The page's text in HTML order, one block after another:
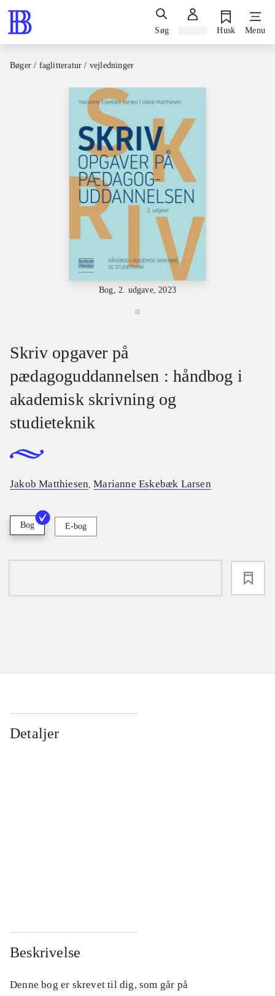
Søg Husk Menu
Bøger / faglitteratur / vejledninger
Bog, 2. udgave, 2023
Skriv opgaver på
pædagoguddannelsen : håndbog i
akademisk skrivning og
studieteknik
Jakob Matthiesen Marianne Eskebæk Larsen
Bog E-bog
Detaljer
Beskrivelse
Denne bog er skrevet til dig, som går på